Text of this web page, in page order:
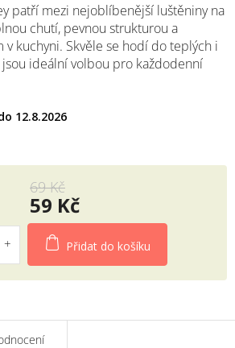
12.8.2026
patří mezi nejoblíbenější luštěninyna
chutí, pevnou strukturou a
vkuchyni. Skvěle se hodí doteplých i
jsou ideálnívolbou pro každodenní
69 Kč
59 Kč
Měrná
cena:
Přidat do košíku